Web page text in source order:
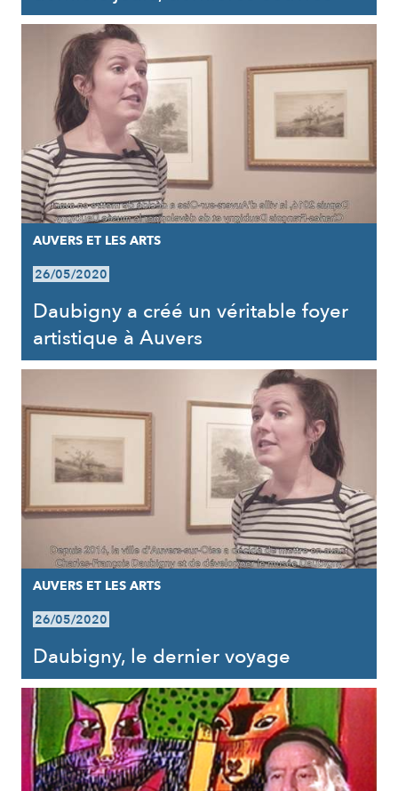
AUVERS ET LES ARTS
26/05/2020
Daubigny a créé un véritable foyer
artistique à Auvers
AUVERS ET LES ARTS
26/05/2020
Daubigny, le dernier voyage